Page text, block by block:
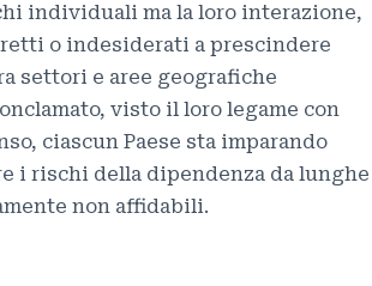
individuali ma la loro interazione,
o indesiderati a prescindere
settori e aree geografiche
visto il loro legame con
ciascun Paese sta imparando
i rischi della dipendenza da lunghe
non affidabili.